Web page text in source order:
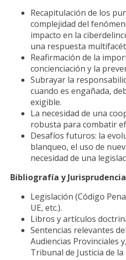
Recapitulación de los
complejidad del
impacto en la
una respuesta
Reafirmación de la
concienciación y la
Subrayar la
cuando es engañada,
exigible.
La necesidad de una
robusta para combatir
Desafíos futuros: la
blanqueo, el uso de
necesidad de una
Bibliografía y Jurisprudencia
Legislación (Código
UE, etc.).
Libros y artículos
Sentencias relevantes
Audiencias Provinciales
Tribunal de Justicia de